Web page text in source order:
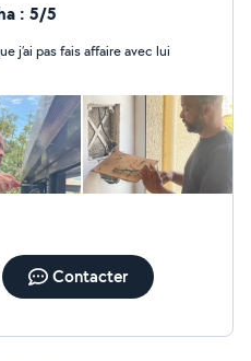
dans l'installation,
la recherche de
Basée à Vénissieux,
claire : offrir un service
aux propriétaires et
engageons à trouver
besoins électriques, avec
Faites confiance à
sécurisé et conforme
: 5/5
j’ai pas fais affaire avec lui
Contacter